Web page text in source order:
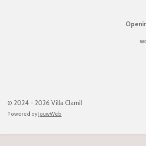
© 2024 - 2026 Villa Clamil
Powered byJouwWeb